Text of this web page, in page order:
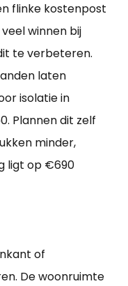
flinke kostenpost
winnen bij
te verbeteren.
laten
isolatie in
Plannen dit zelf
minder,
ligt op €690
of
De woonruimte